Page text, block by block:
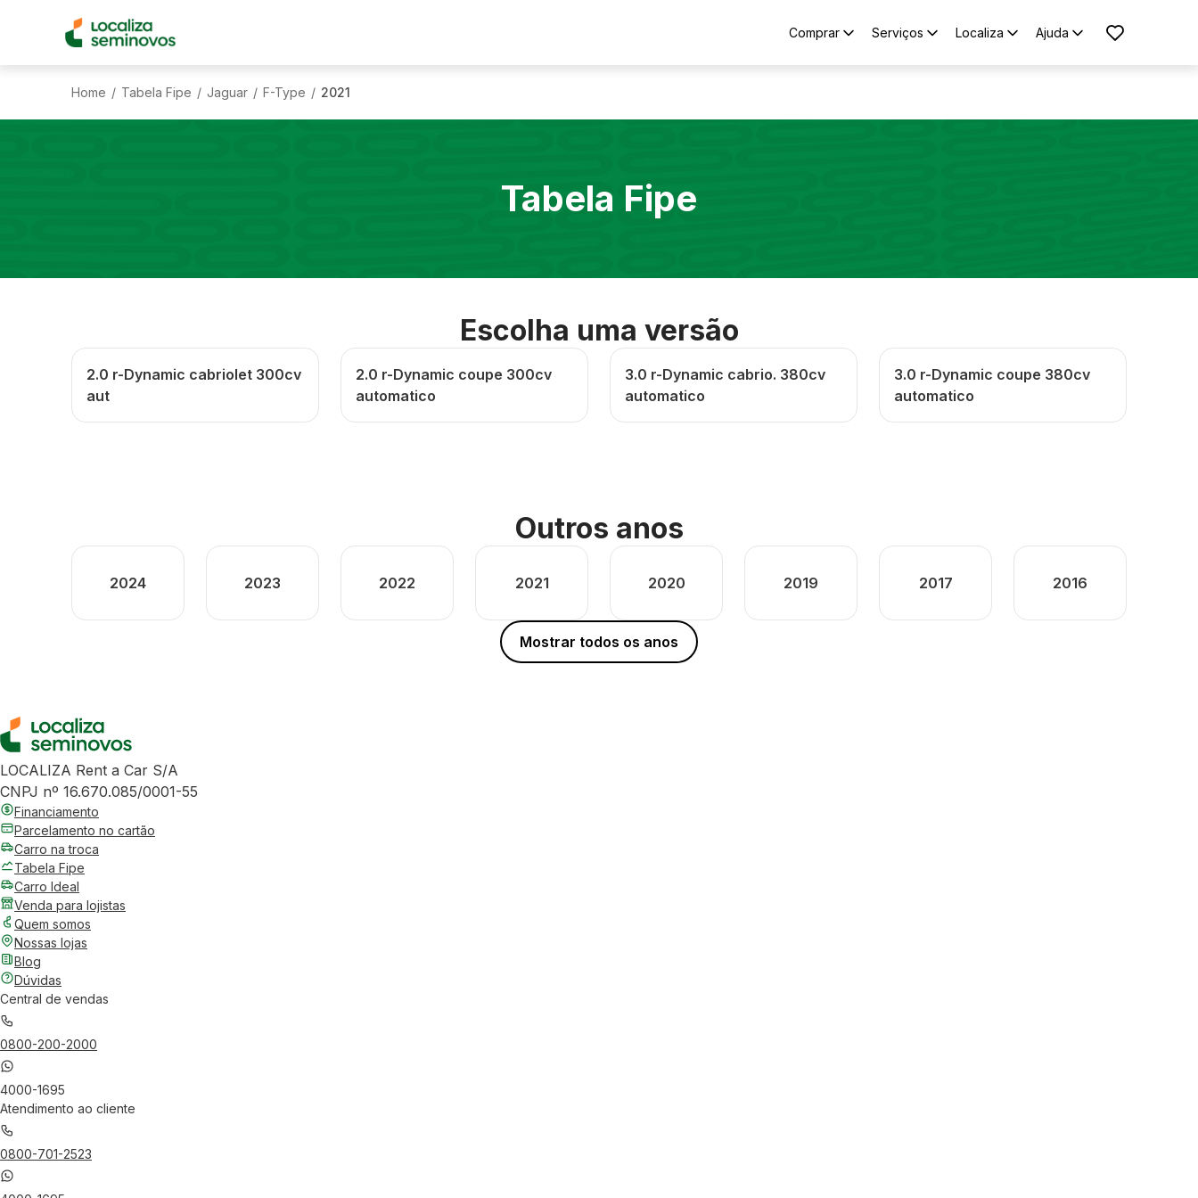
Comprar Serviços Localiza Ajuda
Home / Tabela Fipe / Jaguar / F-Type / 2021
Tabela Fipe
Escolha uma versão
2.0 r-Dynamic cabriolet 300cv
aut
2.0 r-Dynamic coupe 300cv
automatico
3.0 r-Dynamic cabrio. 380cv
automatico
3.0 r-Dynamic coupe 380cv
automatico
Outros anos
2024 2023 2022 2021 2020 2019 2017 2016
Mostrar todos os anos
LOCALIZA Rent a Car S/A
CNPJ nº 16.670.085/0001-55
Financiamento
Parcelamento no cartão
Carro na troca
Tabela Fipe
Carro Ideal
Venda para lojistas
Quem somos
Nossas lojas
Blog
Dúvidas
Central de vendas
0800-200-2000
4000-1695
Atendimento ao cliente
0800-701-2523